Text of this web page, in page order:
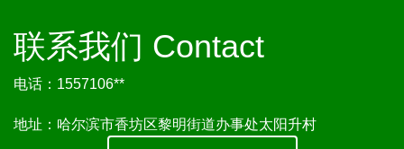
联系我们 Contact
电话：1557106**
地址：哈尔滨市香坊区黎明街道办事处太阳升村